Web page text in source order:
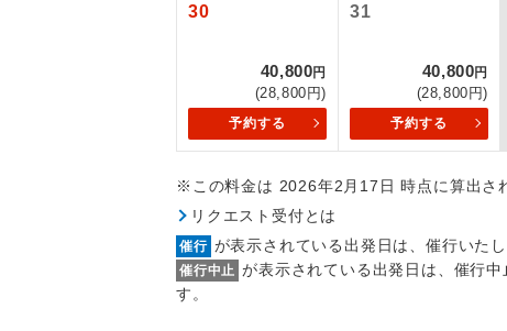
30
40,800円
(28,800円)
予約する
31
40,800円
(28,800円)
予約する
※この料金は 2026年2月17日 時点に算出さ
リクエスト受付とは
催行 が表示されている出発日は、催行いたし
催行中止 が表示されている出発日は、催行
す。
お部屋食
2名様